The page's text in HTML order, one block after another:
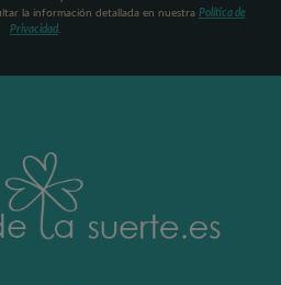
la información detallada en nuestra Política de
Privacidad.